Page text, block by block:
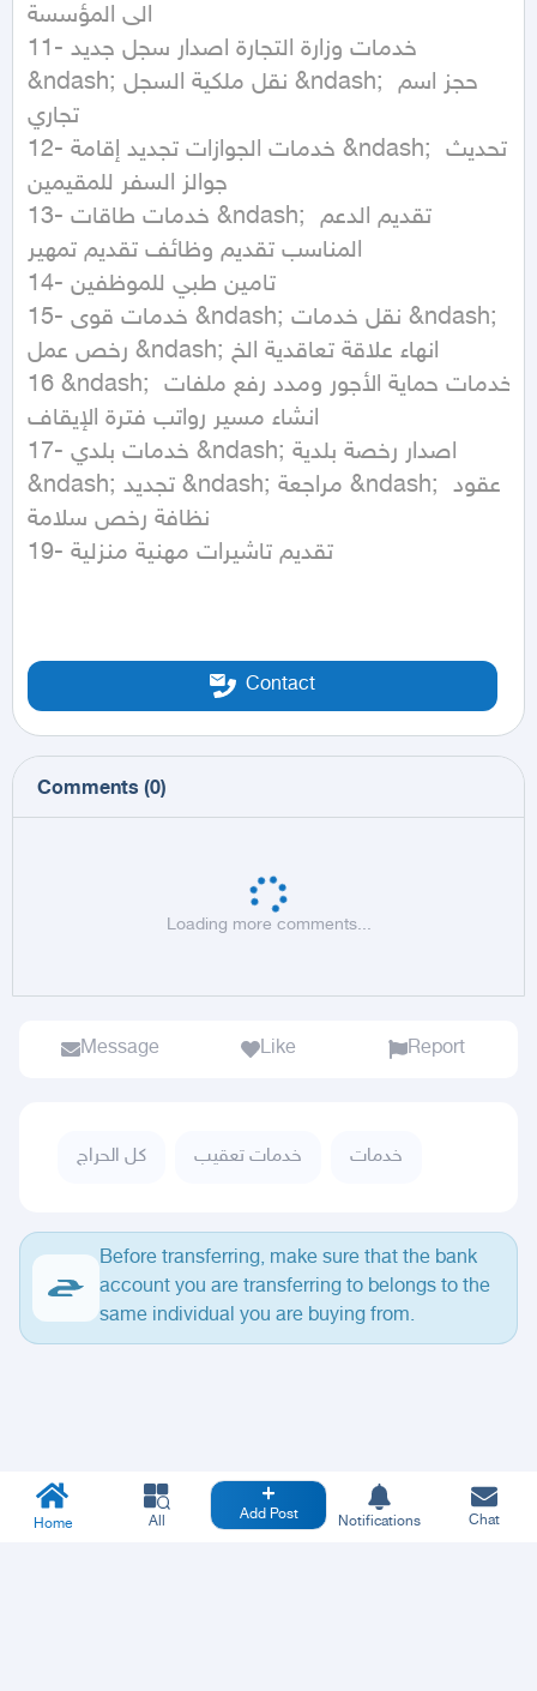
الى المؤسسة
11- خدمات وزارة التجارة اصدار سجل جديد
&ndash; نقل ملكية السجل &ndash; حجز اسم
تجاري
12- خدمات الجوازات تجديد إقامة &ndash; تحديث
جوالز السفر للمقيمين
13- خدمات طاقات &ndash; تقديم الدعم
المناسب تقديم وظائف تقديم تمهير
14- تامين طبي للموظفين
15- خدمات قوى &ndash; نقل خدمات &ndash;
رخص عمل &ndash; انهاء علاقة تعاقدية الخ
16 &ndash; خدمات حماية الأجور ومدد رفع ملفات
انشاء مسير رواتب فترة الإيقاف
17- خدمات بلدي &ndash; اصدار رخصة بلدية
&ndash; تجديد &ndash; مراجعة &ndash; عقود
نظافة رخص سلامة
19- تقديم تاشيرات مهنية منزلية
Contact
Comments (0)
Loading more comments...
Message Like Report
كل الحراج خدمات تعقيب خدمات
Before transferring, make sure that the bank
account you are transferring to belongs to the
same individual you are buying from.
Home All Add Post Notifications Chat